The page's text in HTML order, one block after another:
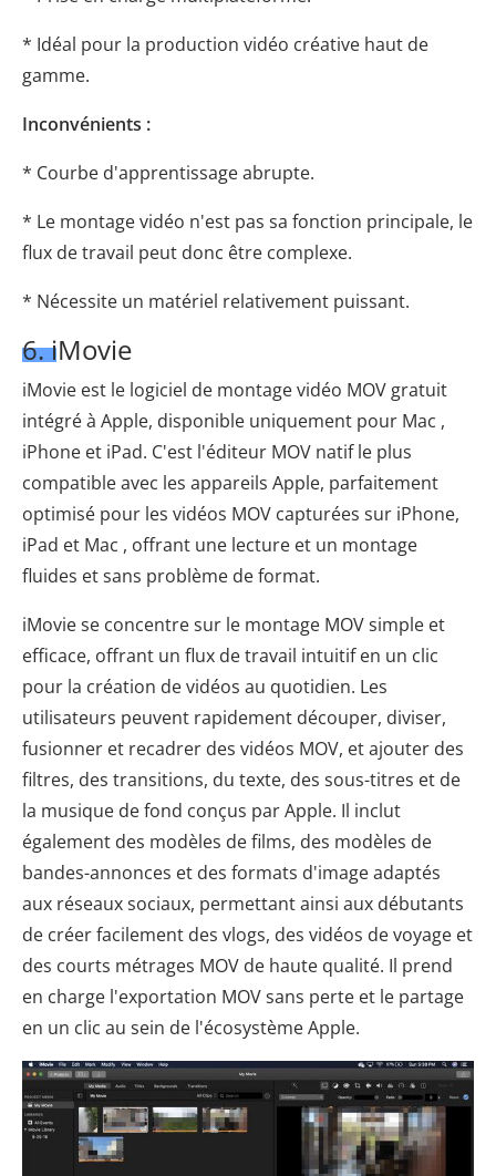
* Idéal pour la production vidéo créative haut de
gamme.
Inconvénients :
* Courbe d'apprentissage abrupte.
* Le montage vidéo n'est pas sa fonction principale, le
flux de travail peut donc être complexe.
* Nécessite un matériel relativement puissant.
6. iMovie
iMovie est le logiciel de montage vidéo MOV gratuit
intégré à Apple, disponible uniquement pour Mac ,
iPhone et iPad. C'est l'éditeur MOV natif le plus
compatible avec les appareils Apple, parfaitement
optimisé pour les vidéos MOV capturées sur iPhone,
iPad et Mac , offrant une lecture et un montage
fluides et sans problème de format.
iMovie se concentre sur le montage MOV simple et
efficace, offrant un flux de travail intuitif en un clic
pour la création de vidéos au quotidien. Les
utilisateurs peuvent rapidement découper, diviser,
fusionner et recadrer des vidéos MOV, et ajouter des
filtres, des transitions, du texte, des sous-titres et de
la musique de fond conçus par Apple. Il inclut
également des modèles de films, des modèles de
bandes-annonces et des formats d'image adaptés
aux réseaux sociaux, permettant ainsi aux débutants
de créer facilement des vlogs, des vidéos de voyage et
des courts métrages MOV de haute qualité. Il prend
en charge l'exportation MOV sans perte et le partage
en un clic au sein de l'écosystème Apple.